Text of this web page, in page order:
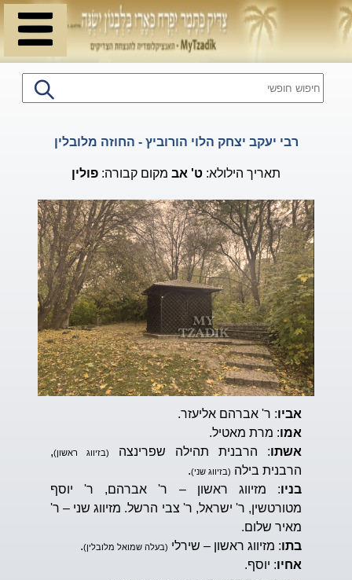
רבי יעקב יצחק הלוי הורוביץ - החוזה מלובלין
תאריך הילולא: ט' אב מקום קבורה: פולין
אביו: ר' אברהם אליעזר.
אמו: מרת מאטיל.
אשתו: הרבנית תהילה שפרינצה (בזיווג ראשון),
הרבנית בילה (בזיווג שני).
בניו: מזיווג ראשון – ר' אברהם, ר' יוסף
מטורטשין, ר' ישראל, ר' צבי הרשל. מזיווג שני – ר'
מאיר שלום.
בתו: מזיווג ראשון – שירלי (בעלה שמואל מלובלין).
אחיו: יוסף.